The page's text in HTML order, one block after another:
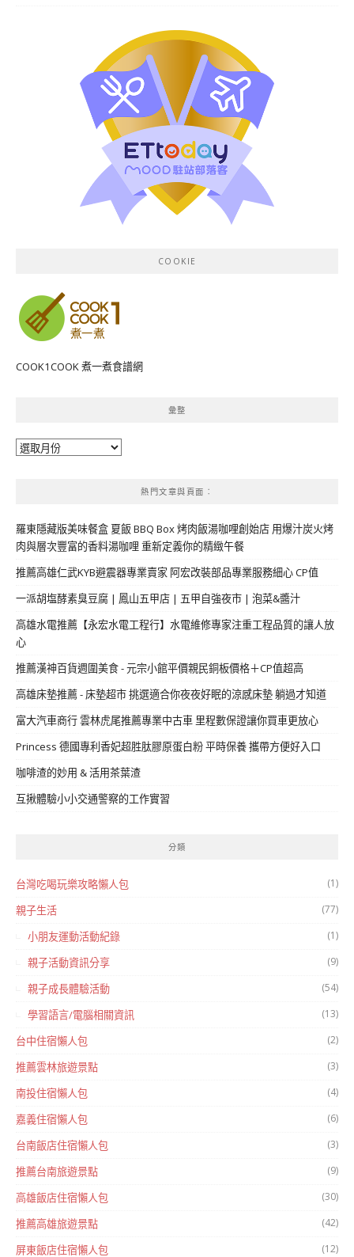
COOKIE
COOK1COOK 煮一煮食譜網
彙整
彙
熱門文章與頁面︰
羅東隱藏版美味餐盒 夏飯 BBQ Box 烤肉飯湯咖哩創始店 用爆汁炭火烤
肉與層次豐富的香料湯咖哩 重新定義你的精緻午餐
推薦高雄仁武KYB避震器專業賣家 阿宏改裝部品專業服務細心 CP值
一派胡塩酵素臭豆腐 | 鳳山五甲店 | 五甲自強夜市 | 泡菜&醬汁
高雄水電推薦【永宏水電工程行】水電維修專家注重工程品質的讓人放
心
推薦漢神百貨週圍美食 - 元宗小館平價親民銅板價格＋CP值超高
高雄床墊推薦 - 床墊超市 挑選適合你夜夜好眠的涼感床墊 躺過才知道
富大汽車商行 雲林虎尾推薦專業中古車 里程數保證讓你買車更放心
Princess 德國專利香妃超胜肽膠原蛋白粉 平時保養 攜帶方便好入口
咖啡渣的妙用 & 活用茶葉渣
互揪體驗小小交通警察的工作實習
分類
台灣吃喝玩樂攻略懶人包 (1)
親子生活 (77)
小朋友運動活動紀錄 (1)
親子活動資訊分享 (9)
親子成長體驗活動 (54)
學習語言/電腦相關資訊 (13)
台中住宿懶人包 (2)
推薦雲林旅遊景點 (3)
南投住宿懶人包 (4)
嘉義住宿懶人包 (6)
台南飯店住宿懶人包 (3)
推薦台南旅遊景點 (9)
高雄飯店住宿懶人包 (30)
推薦高雄旅遊景點 (42)
屏東飯店住宿懶人包 (12)